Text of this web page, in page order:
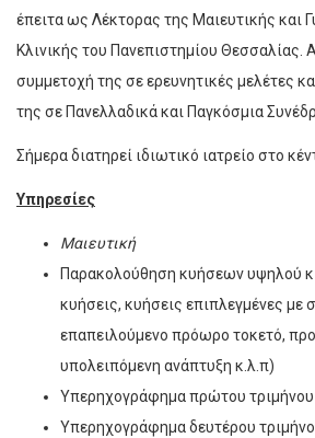
έπειτα ως Λέκτορας της Μαιευτικής και
Κλινικής του Πανεπιστημίου Θεσσαλίας.
συμμετοχή της σε ερευνητικές μελέτες
της σε Πανελλαδικά και Παγκόσμια
Σήμερα διατηρεί ιδιωτικό ιατρείο στο
Υπηρεσίες
Μαιευτική
Παρακολούθηση κυήσεων υψηλού
κυήσεις, κυήσεις επιπλεγμένες με
επαπειλούμενο πρόωρο τοκετό,
υπολειπόμενη ανάπτυξη κ.λ.π)
Υπερηχογράφημα πρώτου τριμήνου
Υπερηχογράφημα δευτέρου